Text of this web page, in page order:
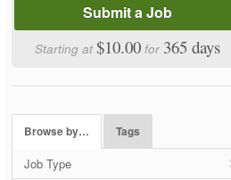
Submit a Job
Starting at$10.00 for 365 days
Browse by… Tags
Job Type